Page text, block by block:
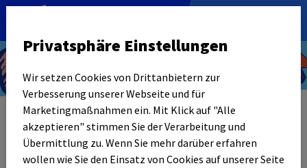
Text
Privatsphäre Einstellungen
Wir setzen Cookies von Drittanbietern zur
Verbesserung unserer Webseite und für
Marketingmaßnahmen ein. Mit Klick auf "Alle
akzeptieren" stimmen Sie der Verarbeitung und
Übermittlung zu. Wenn Sie mehr darüber erfahren
wollen wie Sie den Einsatz von Cookies auf unserer Seite